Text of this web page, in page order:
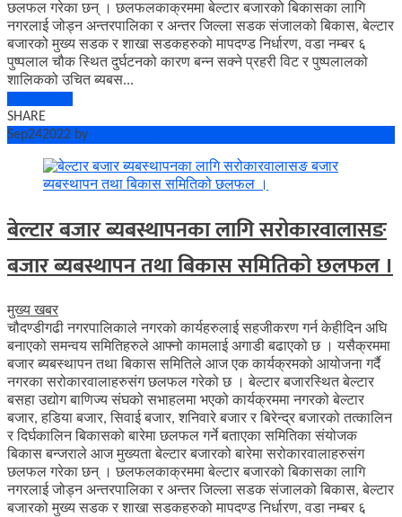
छलफल गरेका छन् । छलफलकाक्रममा बेल्टार बजारको बिकासका लागि
नगरलाई जोड्न अन्तरपालिका र अन्तर जिल्ला सडक संजालको बिकास, बेल्टार
बजारको मुख्य सडक र शाखा सडकहरुको मापदण्ड निर्धारण, वडा नम्बर ६
पुष्पलाल चौक स्थित दुर्घटनको कारण बन्न सक्ने प्रहरी विट र पुष्पलालको
शालिकको उचित ब्यबस...
SHARE
Sep242022 by
बेल्टार बजार ब्यबस्थापनका लागि सरोकारवालासङ
बजार ब्यबस्थापन तथा बिकास समितिको छलफल ।
मुख्य खबर
चौदण्डीगढी नगरपालिकाले नगरको कार्यहरुलाई सहजीकरण गर्न केहीदिन अघि
बनाएको समन्वय समितिहरुले आफ्नो कामलाई अगाडी बढाएको छ । यसैक्रममा
बजार ब्यबस्थापन तथा बिकास समितिले आज एक कार्यक्रमको आयोजना गर्दै
नगरका सरोकारवालाहरुसंग छलफल गरेको छ । बेल्टार बजारस्थित बेल्टार
बसहा उद्योग बाणिज्य संघको सभाहलमा भएको कार्यक्रममा नगरको बेल्टार
बजार, हडिया बजार, सिवाई बजार, शनिवारे बजार र बिरेन्द्र बजारको तत्कालिन
र दिर्घकालिन बिकासको बारेमा छलफल गर्ने बताएका समितिका संयोजक
बिकास बन्जराले आज मुख्यता बेल्टार बजारको बारेमा सरोकारवालाहरुसंग
छलफल गरेका छन् । छलफलकाक्रममा बेल्टार बजारको बिकासका लागि
नगरलाई जोड्न अन्तरपालिका र अन्तर जिल्ला सडक संजालको बिकास, बेल्टार
बजारको मुख्य सडक र शाखा सडकहरुको मापदण्ड निर्धारण, वडा नम्बर ६